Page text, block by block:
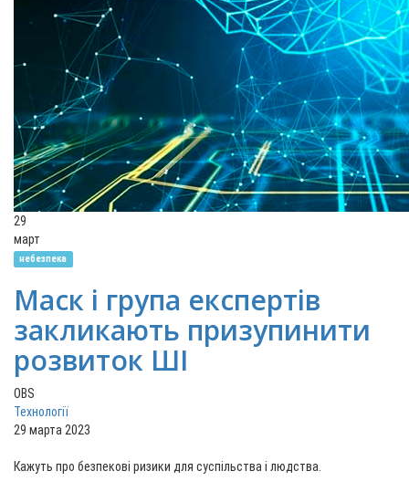
29
март
небезпека
Маск і група експертів
закликають призупинити
розвиток ШІ
OBS
Технології
29 марта 2023
Кажуть про безпекові ризики для суспільства і людства.